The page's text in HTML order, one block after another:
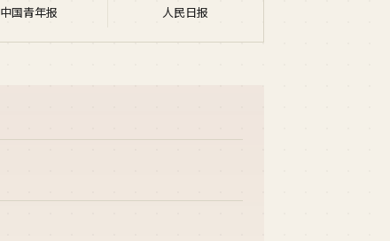
中国青年报 人民日报